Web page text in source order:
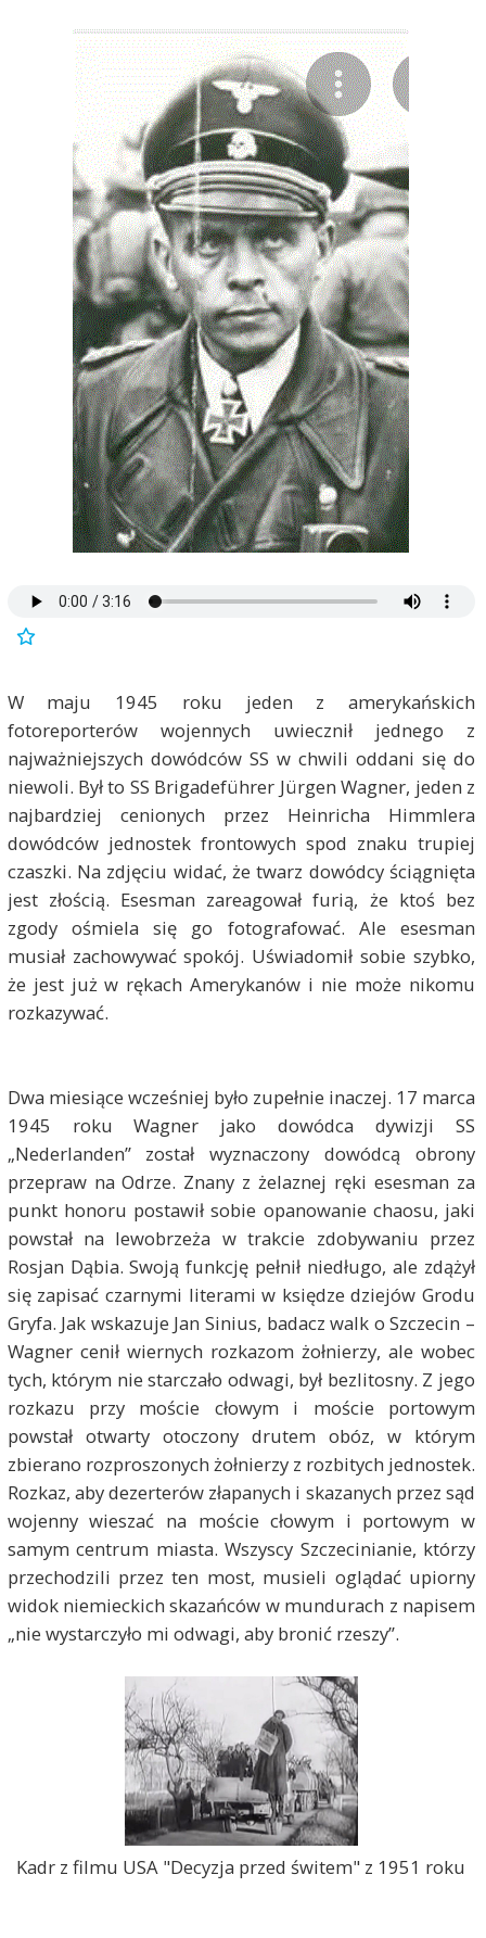
W maju 1945 roku jeden z amerykańskich
fotoreporterów wojennych uwiecznił jednego z
najważniejszych dowódców SS w chwili oddani się do
niewoli. Był to SS Brigadeführer Jürgen Wagner, jeden z
najbardziej cenionych przez Heinricha Himmlera
dowódców jednostek frontowych spod znaku trupiej
czaszki. Na zdjęciu widać, że twarz dowódcy ściągnięta
jest złością. Esesman zareagował furią, że ktoś bez
zgody ośmiela się go fotografować. Ale esesman
musiał zachowywać spokój. Uświadomił sobie szybko,
że jest już w rękach Amerykanów i nie może nikomu
rozkazywać.
Dwa miesiące wcześniej było zupełnie inaczej. 17 marca
1945 roku Wagner jako dowódca dywizji SS
„Nederlanden” został wyznaczony dowódcą obrony
przepraw na Odrze. Znany z żelaznej ręki esesman za
punkt honoru postawił sobie opanowanie chaosu, jaki
powstał na lewobrzeża w trakcie zdobywaniu przez
Rosjan Dąbia. Swoją funkcję pełnił niedługo, ale zdążył
się zapisać czarnymi literami w księdze dziejów Grodu
Gryfa. Jak wskazuje Jan Sinius, badacz walk o Szczecin –
Wagner cenił wiernych rozkazom żołnierzy, ale wobec
tych, którym nie starczało odwagi, był bezlitosny. Z jego
rozkazu przy moście cłowym i moście portowym
powstał otwarty otoczony drutem obóz, w którym
zbierano rozproszonych żołnierzy z rozbitych jednostek.
Rozkaz, aby dezerterów złapanych i skazanych przez sąd
wojenny wieszać na moście cłowym i portowym w
samym centrum miasta. Wszyscy Szczecinianie, którzy
przechodzili przez ten most, musieli oglądać upiorny
widok niemieckich skazańców w mundurach z napisem
„nie wystarczyło mi odwagi, aby bronić rzeszy”.
Kadr z filmu USA "Decyzja przed świtem" z 1951 roku